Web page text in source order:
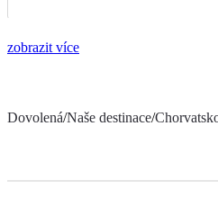
zobrazit více
Dovolená/Naše destinace/